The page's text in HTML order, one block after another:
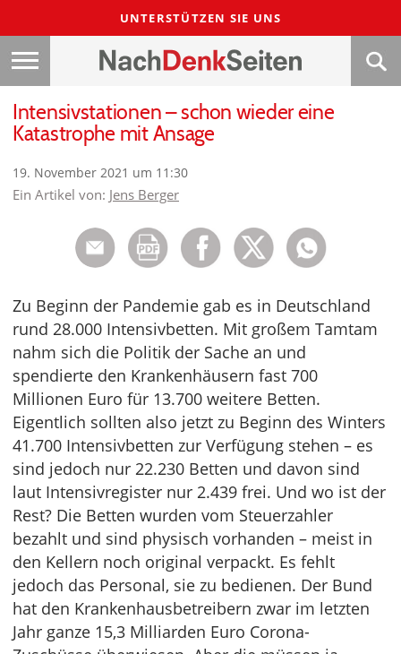
UNTERSTÜTZEN SIE UNS
Intensivstationen – schon wieder eine
Katastrophe mit Ansage
19. November 2021 um 11:30
Ein Artikel von: Jens Berger
Zu Beginn der Pandemie gab es in Deutschland
rund 28.000 Intensivbetten. Mit großem Tamtam
nahm sich die Politik der Sache an und
spendierte den Krankenhäusern fast 700
Millionen Euro für 13.700 weitere Betten.
Eigentlich sollten also jetzt zu Beginn des Winters
41.700 Intensivbetten zur Verfügung stehen – es
sind jedoch nur 22.230 Betten und davon sind
laut Intensivregister nur 2.439 frei. Und wo ist der
Rest? Die Betten wurden vom Steuerzahler
bezahlt und sind physisch vorhanden – meist in
den Kellern noch original verpackt. Es fehlt
jedoch das Personal, sie zu bedienen. Der Bund
hat den Krankenhausbetreibern zwar im letzten
Jahr ganze 15,3 Milliarden Euro Corona-